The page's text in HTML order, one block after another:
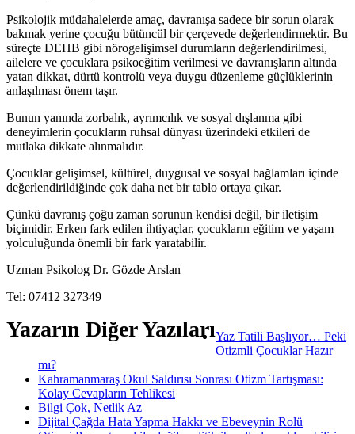
Psikolojik müdahalelerde amaç, davranışa sadece bir sorun olarak
bakmak yerine çocuğu bütüncül bir çerçevede değerlendirmektir. Bu
süreçte DEHB gibi nörogelişimsel durumların değerlendirilmesi,
ailelere ve çocuklara psikoeğitim verilmesi ve davranışların altında
yatan dikkat, dürtü kontrolü veya duygu düzenleme güçlüklerinin
anlaşılması önem taşır.
Bunun yanında zorbalık, ayrımcılık ve sosyal dışlanma gibi
deneyimlerin çocukların ruhsal dünyası üzerindeki etkileri de
mutlaka dikkate alınmalıdır.
Çocuklar gelişimsel, kültürel, duygusal ve sosyal bağlamları içinde
değerlendirildiğinde çok daha net bir tablo ortaya çıkar.
Çünkü davranış çoğu zaman sorunun kendisi değil, bir iletişim
biçimidir. Erken fark edilen ihtiyaçlar, çocukların eğitim ve yaşam
yolculuğunda önemli bir fark yaratabilir.
Uzman Psikolog Dr. Gözde Arslan
Tel: 07412 327349
Yazarın Diğer YazılarıYaz Tatili Başlıyor… Peki
Otizmli Çocuklar Hazır
mı?
Kahramanmaraş Okul Saldırısı Sonrası Otizm Tartışması:
Kolay Cevapların Tehlikesi
Bilgi Çok, Netlik Az
Dijital Çağda Hata Yapma Hakkı ve Ebeveynin Rolü